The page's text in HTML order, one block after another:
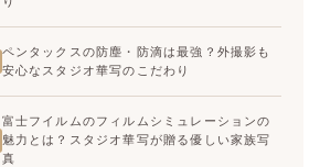
ペンタックスの防塵・防滴は最強？外撮影も
安心なスタジオ華写のこだわり
富士フイルムのフィルムシミュレーションの
魅力とは？スタジオ華写が贈る優しい家族写
真